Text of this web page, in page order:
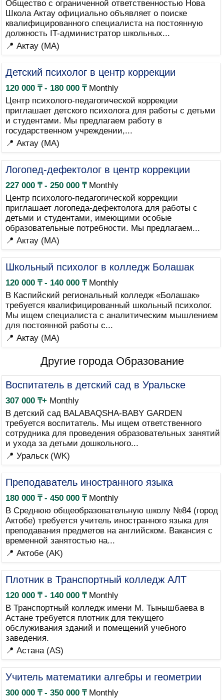
Общество с ограниченной ответственностью Нова
Школа Актау официально объявляет о поиске
квалифицированного специалиста на постоянную
должность IT-администратор школьных...
📍 Актау (MA)
Детский психолог в центр коррекции
120 000 ₸ - 180 000 ₸Monthly
Центр психолого-педагогической коррекции
приглашает детского психолога для работы с детьми
и студентами. Мы предлагаем работу в
государственном учреждении,...
📍 Актау (MA)
Логопед-дефектолог в центр коррекции
227 000 ₸ - 250 000 ₸Monthly
Центр психолого-педагогической коррекции
приглашает логопеда-дефектолога для работы с
детьми и студентами, имеющими особые
образовательные потребности. Мы предлагаем...
📍 Актау (MA)
Школьный психолог в колледж Болашак
120 000 ₸ - 140 000 ₸Monthly
В Каспийский региональный колледж «Болашак»
требуется квалифицированный школьный психолог.
Мы ищем специалиста с аналитическим мышлением
для постоянной работы с...
📍 Актау (MA)
Другие города Образование
Воспитатель в детский сад в Уральске
307 000 ₸+Monthly
В детский сад BALABAQSHA-BABY GARDEN
требуется воспитатель. Мы ищем ответственного
сотрудника для проведения образовательных занятий
и ухода за детьми дошкольного...
📍 Уральск (WK)
Преподаватель иностранного языка
180 000 ₸ - 450 000 ₸Monthly
В Среднюю общеобразовательную школу №84 (город
Актобе) требуется учитель иностранного языка для
преподавания предметов на английском. Вакансия с
временной занятостью на...
📍 Актобе (AK)
Плотник в Транспортный колледж АЛТ
120 000 ₸ - 140 000 ₸Monthly
В Транспортный колледж имени М. Тынышбаева в
Астане требуется плотник для текущего
обслуживания зданий и помещений учебного
заведения.
📍 Астана (AS)
Учитель математики алгебры и геометрии
300 000 ₸ - 350 000 ₸Monthly